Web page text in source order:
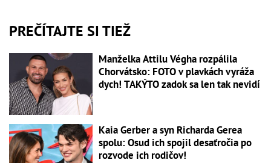
PREČÍTAJTE SI TIEŽ
Manželka Attilu Végha rozpálila
Chorvátsko: FOTO v plavkách vyráža
dych! TAKÝTO zadok sa len tak nevidí
Kaia Gerber a syn Richarda Gerea
spolu: Osud ich spojil desaťročia po
rozvode ich rodičov!